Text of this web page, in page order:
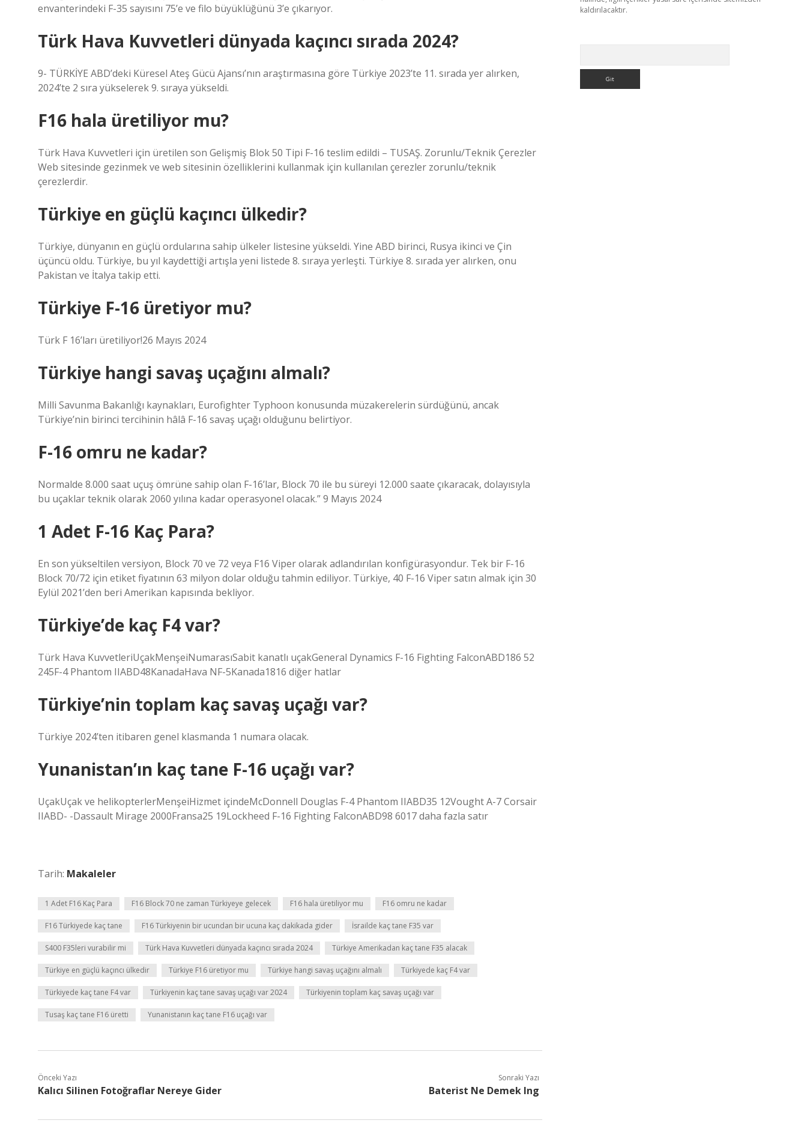
envanterindeki F-35 sayısını 75’e ve filo büyüklüğünü 3’e çıkarıyor.
Türk Hava Kuvvetleri dünyada kaçıncı sırada 2024?
9- TÜRKİYE ABD’deki Küresel Ateş Gücü Ajansı’nın araştırmasına göre Türkiye 2023’te 11. sırada yer alırken,
2024’te 2 sıra yükselerek 9. sıraya yükseldi.
F16 hala üretiliyor mu?
Türk Hava Kuvvetleri için üretilen son Gelişmiş Blok 50 Tipi F-16 teslim edildi – TUSAŞ. Zorunlu/Teknik Çerezler
Web sitesinde gezinmek ve web sitesinin özelliklerini kullanmak için kullanılan çerezler zorunlu/teknik
çerezlerdir.
Türkiye en güçlü kaçıncı ülkedir?
Türkiye, dünyanın en güçlü ordularına sahip ülkeler listesine yükseldi. Yine ABD birinci, Rusya ikinci ve Çin
üçüncü oldu. Türkiye, bu yıl kaydettiği artışla yeni listede 8. sıraya yerleşti. Türkiye 8. sırada yer alırken, onu
Pakistan ve İtalya takip etti.
Türkiye F-16 üretiyor mu?
Türk F 16’ları üretiliyor!26 Mayıs 2024
Türkiye hangi savaş uçağını almalı?
Milli Savunma Bakanlığı kaynakları, Eurofighter Typhoon konusunda müzakerelerin sürdüğünü, ancak
Türkiye’nin birinci tercihinin hâlâ F-16 savaş uçağı olduğunu belirtiyor.
F-16 omru ne kadar?
Normalde 8.000 saat uçuş ömrüne sahip olan F-16’lar, Block 70 ile bu süreyi 12.000 saate çıkaracak, dolayısıyla
bu uçaklar teknik olarak 2060 yılına kadar operasyonel olacak.” 9 Mayıs 2024
1 Adet F-16 Kaç Para?
En son yükseltilen versiyon, Block 70 ve 72 veya F16 Viper olarak adlandırılan konfigürasyondur. Tek bir F-16
Block 70/72 için etiket fiyatının 63 milyon dolar olduğu tahmin ediliyor. Türkiye, 40 F-16 Viper satın almak için 30
Eylül 2021’den beri Amerikan kapısında bekliyor.
Türkiye’de kaç F4 var?
Türk Hava KuvvetleriUçakMenşeiNumarasıSabit kanatlı uçakGeneral Dynamics F-16 Fighting FalconABD186 52
245F-4 Phantom IIABD48KanadaHava NF-5Kanada1816 diğer hatlar
Türkiye’nin toplam kaç savaş uçağı var?
Türkiye 2024’ten itibaren genel klasmanda 1 numara olacak.
Yunanistan’ın kaç tane F-16 uçağı var?
UçakUçak ve helikopterlerMenşeiHizmet içindeMcDonnell Douglas F-4 Phantom IIABD35 12Vought A-7 Corsair
IIABD- -Dassault Mirage 2000Fransa25 19Lockheed F-16 Fighting FalconABD98 6017 daha fazla satır
Tarih: Makaleler
1 Adet F16 Kaç Para F16 Block 70 ne zaman Türkiyeye gelecek F16 hala üretiliyor mu F16 omru ne kadar
F16 Türkiyede kaç tane F16 Türkiyenin bir ucundan bir ucuna kaç dakikada gider İsrailde kaç tane F35 var
S400 F35leri vurabilir mi Türk Hava Kuvvetleri dünyada kaçıncı sırada 2024 Türkiye Amerikadan kaç tane F35 alacak
Türkiye en güçlü kaçıncı ülkedir Türkiye F16 üretiyor mu Türkiye hangi savaş uçağını almalı Türkiyede kaç F4 var
Türkiyede kaç tane F4 var Türkiyenin kaç tane savaş uçağı var 2024 Türkiyenin toplam kaç savaş uçağı var
Tusaş kaç tane F16 üretti Yunanistanın kaç tane F16 uçağı var
Önceki Yazı
Kalıcı Silinen Fotoğraflar Nereye Gider
Sonraki Yazı
Baterist Ne Demek Ing
kaldırılacaktır.